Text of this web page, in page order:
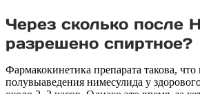
Через сколько после
разрешено спиртное?
Фармакокинетика препарата такова, что
полувыaведения нимесулида у